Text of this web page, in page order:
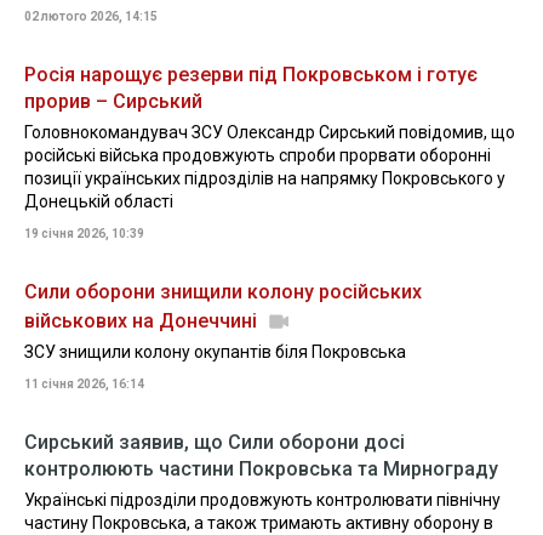
02 лютого 2026, 14:15
Росія нарощує резерви під Покровськом і готує
прорив – Сирський
Головнокомандувач ЗСУ Олександр Сирський повідомив, що
російські війська продовжують спроби прорвати оборонні
позиції українських підрозділів на напрямку Покровського у
Донецькій області
19 січня 2026, 10:39
Сили оборони знищили колону російських
військових на Донеччині
ЗСУ знищили колону окупантів біля Покровська
11 січня 2026, 16:14
Сирський заявив, що Сили оборони досі
контролюють частини Покровська та Мирнограду
Українські підрозділи продовжують контролювати північну
частину Покровська, а також тримають активну оборону в